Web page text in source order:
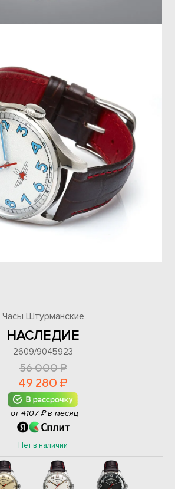
Часы Штурманские
НАСЛЕДИЕ
2609/9045923
56 000 ₽
49 280 ₽
от 4107 ₽ в месяц
Нет в наличии